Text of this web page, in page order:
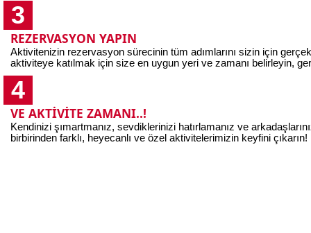
3
REZERVASYON YAPIN
Aktivitenizin rezervasyon sürecinin tüm adımlarını sizin için
aktiviteye katılmak için size en uygun yeri ve zamanı belirleyin,
4
VE AKTİVİTE ZAMANI..!
Kendinizi şımartmanız, sevdiklerinizi hatırlamanız ve
birbirinden farklı, heyecanlı ve özel aktivitelerimizin keyfini çıkarın!